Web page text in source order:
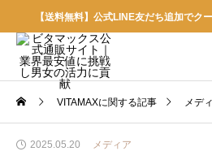
【送料無料】公式LINE友だち追加でク
VITAMAXに関する記事 メデ
2025.05.20 メディア